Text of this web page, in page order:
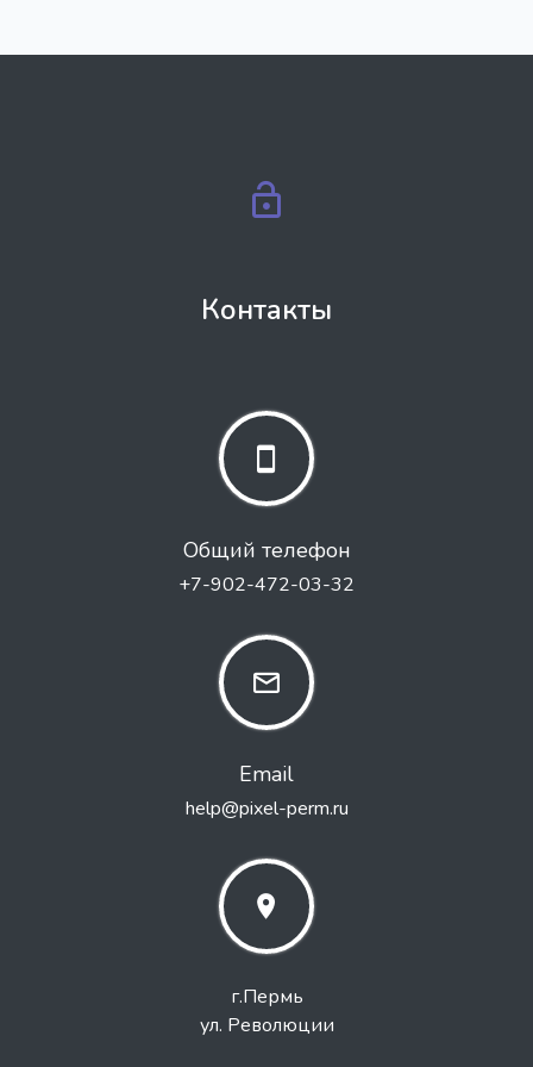
Контакты
Общий телефон
+7-902-472-03-32
Email
help@pixel-perm.ru
г.Пермь
ул. Революции